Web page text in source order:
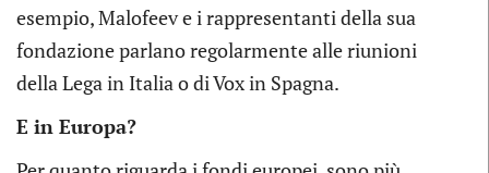
esempio, Malofeev e i rappresentanti della sua
fondazione parlano regolarmente alle riunioni
della Lega in Italia o di Vox in Spagna.
E in Europa?